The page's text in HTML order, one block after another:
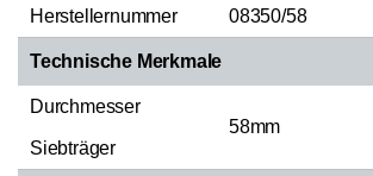
Herstellernummer 08350/58
Technische Merkmale
Durchmesser
Siebträger
58mm